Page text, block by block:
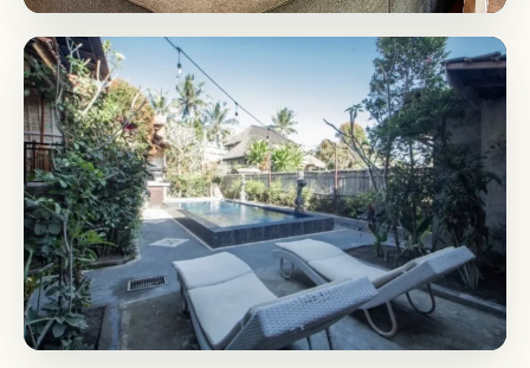
Villa Nana Sanur
Санур, Бали
+56.8% ROI